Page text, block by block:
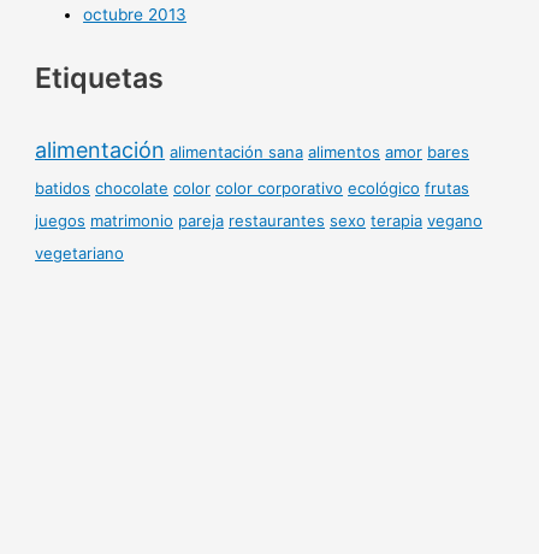
octubre 2013
Etiquetas
alimentación alimentación sana alimentos amor bares
batidos chocolate color color corporativo ecológico frutas
juegos matrimonio pareja restaurantes sexo terapia vegano
vegetariano